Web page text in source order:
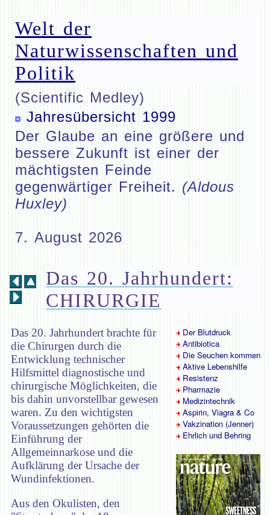
Welt der
Naturwissenschaften und
Politik
(Scientific Medley)
Jahresübersicht 1999
Der Glaube an eine größere und
bessere Zukunft ist einer der
mächtigsten Feinde
gegenwärtiger Freiheit. (Aldous
Huxley)
7. August 2026
Das 20. Jahrhundert:
CHIRURGIE
Das 20. Jahrhundert brachte für
die Chirurgen durch die
Entwicklung technischer
Hilfsmittel diagnostische und
chirurgische Möglichkeiten, die
bis dahin unvorstellbar gewesen
waren. Zu den wichtigsten
Voraussetzungen gehörten die
Einführung der
Allgemeinnarkose und die
Aufklärung der Ursache der
Wundinfektionen.
Aus den Okulisten, den
Der Blutdruck
Antibiotica
Die Seuchen kommen
Aktive Lebenshilfe
Resistenz
Pharmazie
Medizintechnik
Aspirin, Viagra & Co
Vakzination (Jenner)
Ehrlich und Behring